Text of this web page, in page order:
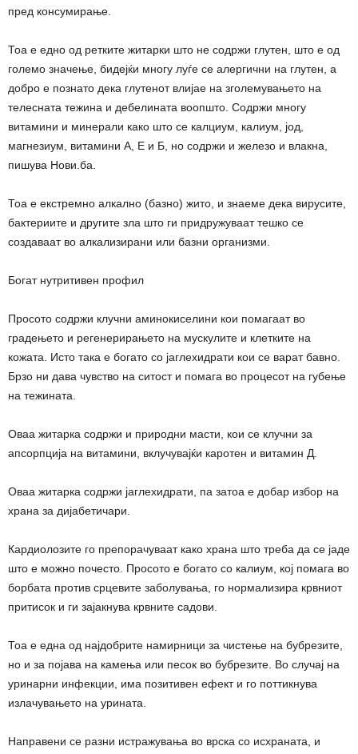
пред консумирање.
Тоа е едно од ретките житарки што не содржи глутен, што е од
големо значење, бидејќи многу луѓе се алергични на глутен, а
добро е познато дека глутенот влијае на зголемувањето на
телесната тежина и дебелината воопшто. Содржи многу
витамини и минерали како што се калциум, калиум, јод,
магнезиум, витамини А, Е и Б, но содржи и железо и влакна,
пишува Нови.ба.
Тоа е екстремно алкално (базно) жито, и знаеме дека вирусите,
бактериите и другите зла што ги придружуваат тешко се
создаваат во алкализирани или базни организми.
Богат нутритивен профил
Просото содржи клучни аминокиселини кои помагаат во
градењето и регенерирањето на мускулите и клетките на
кожата. Исто така е богато со јаглехидрати кои се варат бавно.
Брзо ни дава чувство на ситост и помага во процесот на губење
на тежината.
Оваа житарка содржи и природни масти, кои се клучни за
апсорпција на витамини, вклучувајќи каротен и витамин Д.
Оваа житарка содржи јаглехидрати, па затоа е добар избор на
храна за дијабетичари.
Кардиолозите го препорачуваат како храна што треба да се јаде
што е можно почесто. Просото е богато со калиум, кој помага во
борбата против срцевите заболувања, го нормализира крвниот
притисок и ги зајакнува крвните садови.
Тоа е една од најдобрите намирници за чистење на бубрезите,
но и за појава на камења или песок во бубрезите. Во случај на
уринарни инфекции, има позитивен ефект и го поттикнува
излачувањето на урината.
Направени се разни истражувања во врска со исхраната, и